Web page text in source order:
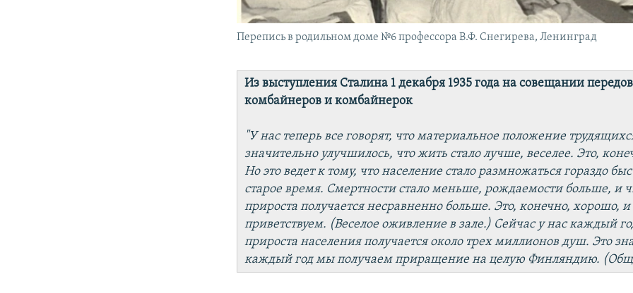
Перепись в родильном доме №6 профессора В.Ф. Снегирева, Ленинград
Из выступления Сталина 1 декабря 1935 года на совещании
комбайнеров и комбайнерок
"У нас теперь все говорят, что материальное положение
значительно улучшилось, что жить стало лучше, веселее. Это,
Но это ведет к тому, что население стало размножаться гораздо
старое время. Смертности стало меньше, рождаемости больше, и
прироста получается несравненно больше. Это, конечно, хорошо,
приветствуем. (Веселое оживление в зале.) Сейчас у нас каждый
прироста населения получается около трех миллионов душ. Это
каждый год мы получаем приращение на целую Финляндию.